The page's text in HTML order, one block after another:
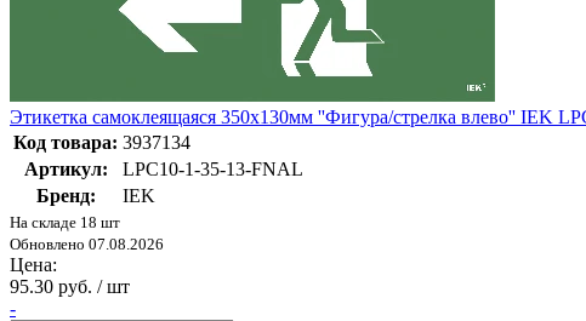
Этикетка самоклеящаяся 350х130мм ''Фигура/стрелка влево'' IEK
Код товара: 3937134
Артикул:
LPC10-1-35-13-FNAL
Бренд:
IEK
На складе 18 шт
Обновлено 07.08.2026
Цена:
95.30 руб. / шт
-